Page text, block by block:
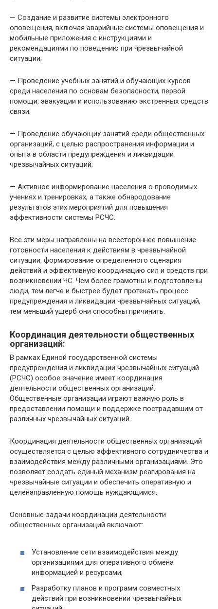
— Создание и развитие системы электронного
оповещения, включая аварийные системы оповещения и
мобильные приложения с инструкциями и
рекомендациями по поведению при чрезвычайной
ситуации;
— Проведение учебных занятий и обучающих курсов
среди населения по основам безопасности, первой
помощи, эвакуации и использованию экстренных средств
связи;
— Проведение обучающих занятий среди общественных
организаций, с целью распространения информации и
опыта в области предупреждения и ликвидации
чрезвычайных ситуаций;
— Активное информирование населения о проводимых
учениях и тренировках, а также обнародование
результатов этих мероприятий для повышения
эффективности системы РСЧС.
Все эти меры направлены на всестороннее повышение
готовности населения к действиям в чрезвычайной
ситуации, формирование определенного сценария
действий и эффективную координацию сил и средств при
возникновении ЧС. Чем более грамотны и подготовлены
люди, тем легче и быстрее будет протекать процесс
предупреждения и ликвидации чрезвычайных ситуаций,
тем меньший ущерб они способны причинить.
Координация деятельности общественных
организаций:
В рамках Единой государственной системы
предупреждения и ликвидации чрезвычайных ситуаций
(РСЧС) особое значение имеет координация
деятельности общественных организаций.
Общественные организации играют важную роль в
предоставлении помощи и поддержке пострадавшим от
различных чрезвычайных ситуаций.
Координация деятельности общественных организаций
осуществляется с целью эффективного сотрудничества и
взаимодействия между различными организациями. Это
позволяет создать единый механизм реагирования на
чрезвычайные ситуации и обеспечить оперативную и
целенаправленную помощь нуждающимся.
Основные задачи координации деятельности
общественных организаций включают:
Установление сети взаимодействия между
организациями для оперативного обмена
информацией и ресурсами;
Разработку планов и программ совместных
действий при возникновении чрезвычайных